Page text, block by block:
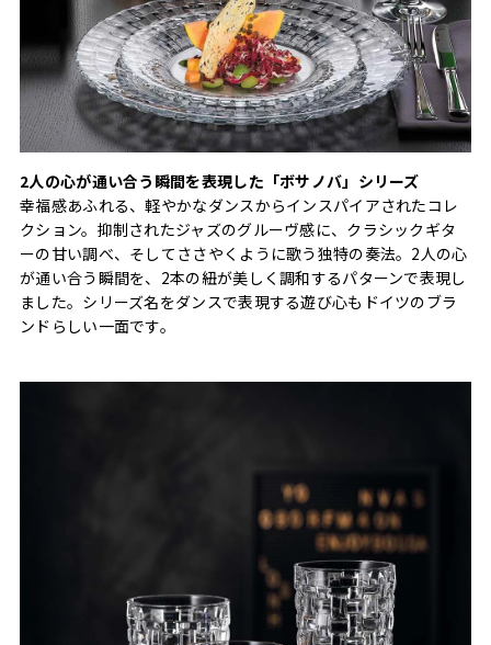
2人の心が通い合う瞬間を表現した「ボサノバ」シリーズ
幸福感あふれる、軽やかなダンスからインスパイアされたコレ
クション。抑制されたジャズのグルーヴ感に、クラシックギタ
ーの甘い調べ、そしてささやくように歌う独特の奏法。2人の心
が通い合う瞬間を、2本の紐が美しく調和するパターンで表現し
ました。シリーズ名をダンスで表現する遊び心もドイツのブラ
ンドらしい一面です。